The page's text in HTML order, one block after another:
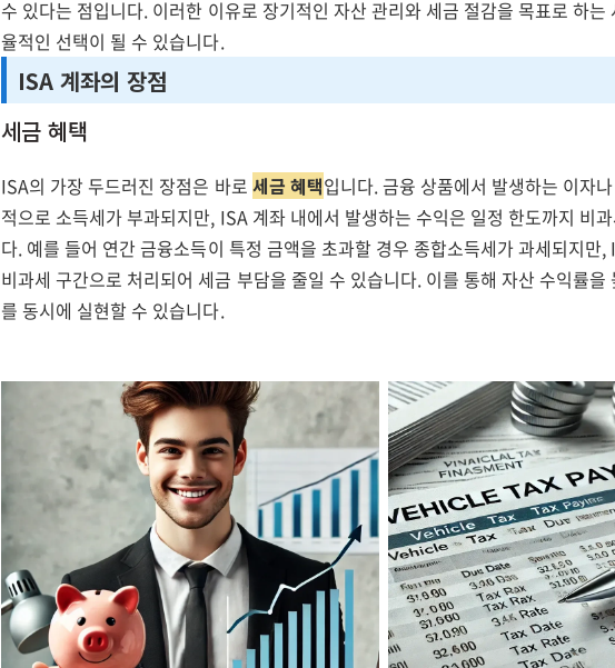
수 있다는 점입니다. 이러한 이유로 장기적인 자산 관리와 세금 절감을 목표로 하는
율적인 선택이 될 수 있습니다.
ISA 계좌의 장점
세금 혜택
ISA의 가장 두드러진 장점은 바로 세금 혜택입니다. 금융 상품에서 발생하는 이자
적으로 소득세가 부과되지만, ISA 계좌 내에서 발생하는 수익은 일정 한도까지 비
다. 예를 들어 연간 금융소득이 특정 금액을 초과할 경우 종합소득세가 과세되지만
비과세 구간으로 처리되어 세금 부담을 줄일 수 있습니다. 이를 통해 자산 수익률을
를 동시에 실현할 수 있습니다.